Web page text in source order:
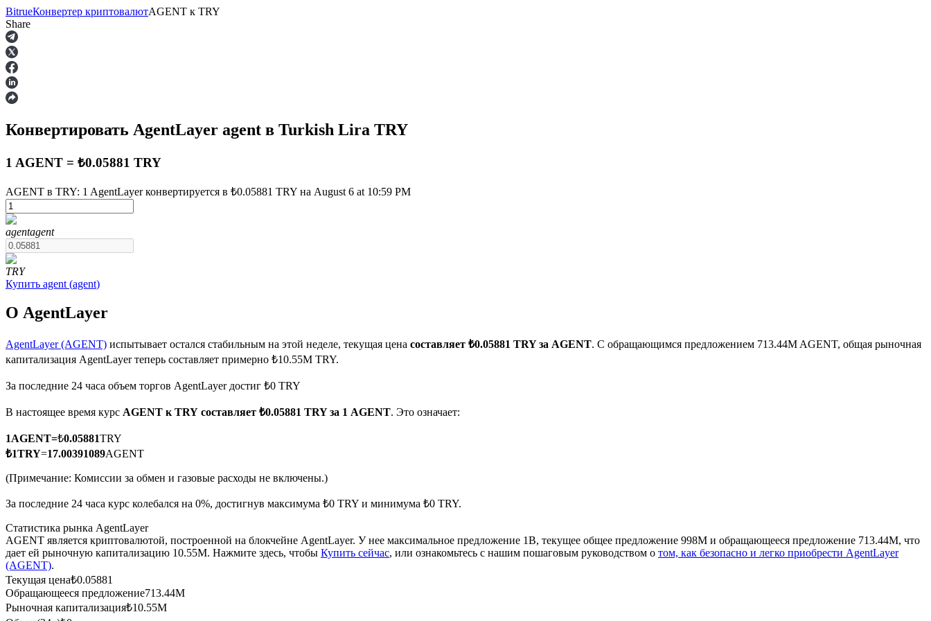
Фьючерсы
Фьючерсы с использованием USDT в качестве обеспечения
TradFi
USDC фьючерсы
BitrueКонвертер криптовалютAGENT к TRY
Share
Конвертировать AgentLayer agent в Turkish Lira TRY
1 AGENT = ₺0.05881 TRY
AGENT в TRY: 1 AgentLayer конвертируется в ₺0.05881 TRY на August 6 at 10:59 PM
agentagent
TRY
Купить agent (agent)
О AgentLayer
AgentLayer (AGENT) испытывает остался стабильным на этой неделе, текущая цена составляет ₺0.05881 TRY за AGENT. С обращающимся предложением 713.44M AGENT, общая рыночная
капитализация AgentLayer теперь составляет примерно ₺10.55M TRY.
За последние 24 часа объем торгов AgentLayer достиг ₺0 TRY
В настоящее время курс AGENT к TRY составляет ₺0.05881 TRY за 1 AGENT. Это означает:
1AGENT=₺0.05881TRY
₺1TRY=17.00391089AGENT
(Примечание: Комиссии за обмен и газовые расходы не включены.)
За последние 24 часа курс колебался на 0%, достигнув максимума ₺0 TRY и минимума ₺0 TRY.
Статистика рынка AgentLayer
AGENT является криптовалютой, построенной на блокчейне AgentLayer. У нее максимальное предложение 1B, текущее общее предложение 998M и обращающееся предложение 713.44M, что
дает ей рыночную капитализацию 10.55M. Нажмите здесь, чтобы Купить сейчас, или ознакомьтесь с нашим пошаговым руководством о том, как безопасно и легко приобрести AgentLayer
(AGENT).
Текущая цена₺0.05881
Обращающееся предложение713.44M
Рыночная капитализация₺10.55M